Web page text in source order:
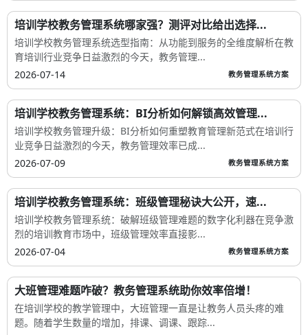
培训学校教务管理系统哪家强？测评对比给出选择...
培训学校教务管理系统选型指南：从功能到服务的全维度解析在教
育培训行业竞争日益激烈的今天，教务管理...
2026-07-14
教务管理系统方案
培训学校教务管理系统：BI分析如何解锁高效管理...
培训学校教务管理升级：BI分析如何重塑教育管理新范式在培训行
业竞争日益激烈的今天，教务管理效率已成...
2026-07-09
教务管理系统方案
培训学校教务管理系统：班级管理秘诀大公开，速...
培训学校教务管理系统：破解班级管理难题的数字化利器在竞争激
烈的培训教育市场中，班级管理效率直接影...
2026-07-04
教务管理系统方案
大班管理难题咋破？教务管理系统助你效率倍增！
在培训学校的教学管理中，大班管理一直是让教务人员头疼的难
题。随着学生数量的增加，排课、调课、跟踪...